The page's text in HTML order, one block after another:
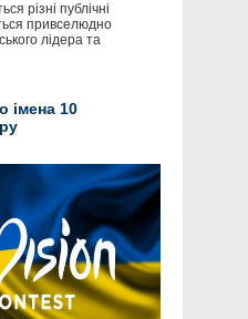
різні публічні
привселюдно
лідера та
імена 10